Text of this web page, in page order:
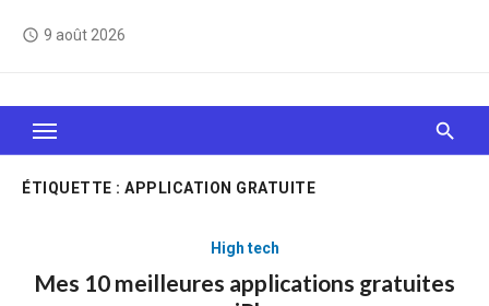
access_time 9 août 2026
Le Web, c'est comme une boîte de chocolats… On
sait jamais sur quoi on va tomber !
ÉTIQUETTE : APPLICATION GRATUITE
High tech
Mes 10 meilleures applications gratuites